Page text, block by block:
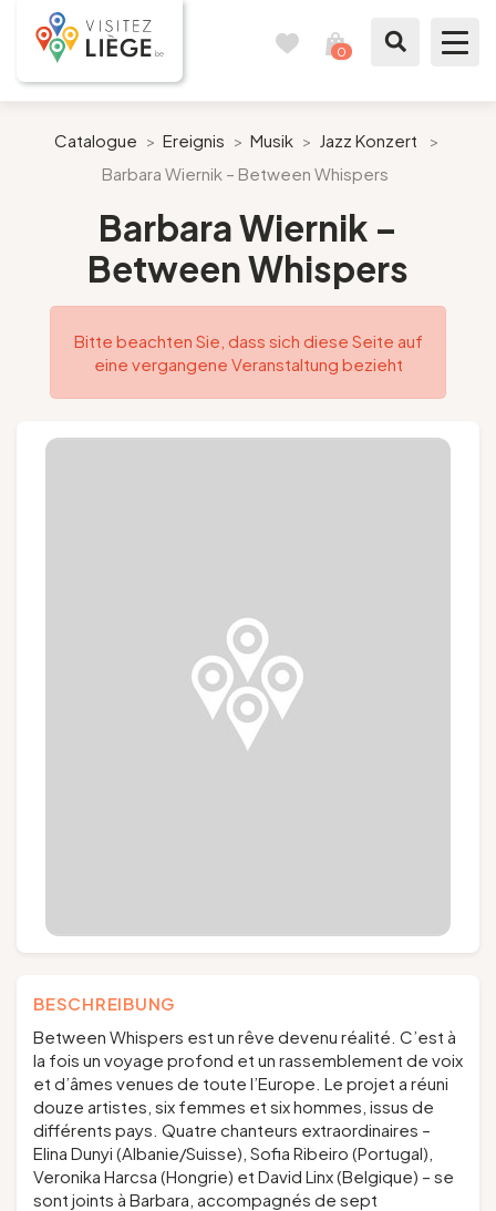
0
Wie ein Bürger von Lüttich
Meinen Aufenthalt vorbereiten
Unsere Vorschläge
Stadt Lüttich
Catalogue > Ereignis > Musik > Jazz Konzert
>
Barbara Wiernik – Between Whispers
Barbara Wiernik –
Between Whispers
Bitte beachten Sie, dass sich diese Seite auf
eine vergangene Veranstaltung bezieht
BESCHREIBUNG
Between Whispers est un rêve devenu réalité. C’est à
la fois un voyage profond et un rassemblement de voix
et d’âmes venues de toute l’Europe. Le projet a réuni
douze artistes, six femmes et six hommes, issus de
différents pays. Quatre chanteurs extraordinaires –
Elina Dunyi (Albanie/Suisse), Sofia Ribeiro (Portugal),
Veronika Harcsa (Hongrie) et David Linx (Belgique) – se
sont joints à Barbara, accompagnés de sept